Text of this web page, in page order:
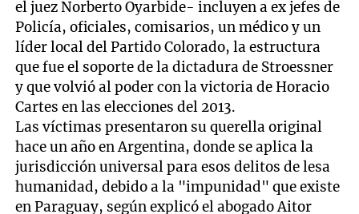
el juez Norberto Oyarbide- incluyen a ex jefes de
Policía, oficiales, comisarios, un médico y un
líder local del Partido Colorado, la estructura
que fue el soporte de la dictadura de Stroessner
y que volvió al poder con la victoria de Horacio
Cartes en las elecciones del 2013.
Las víctimas presentaron su querella original
hace un año en Argentina, donde se aplica la
jurisdicción universal para esos delitos de lesa
humanidad, debido a la "impunidad" que existe
en Paraguay, según explicó el abogado Aitor